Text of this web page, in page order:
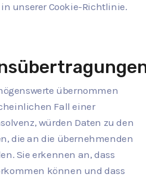
unserer Cookie-Richtlinie.
übernommen
Fall einer
würden Daten zu den
die an die übernehmenden
Sie erkennen an, dass
können und dass